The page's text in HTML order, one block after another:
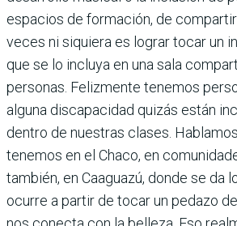
espacios de formación, de
veces ni siquiera es lograr tocar un
que se lo incluya en una sala
personas. Felizmente tenemos
alguna discapacidad quizás están
dentro de nuestras clases.
tenemos en el Chaco, en
también, en Caaguazú, donde se da
ocurre a partir de tocar un pedazo